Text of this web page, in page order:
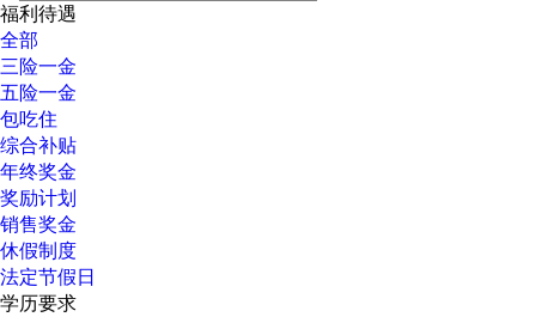
福利待遇
全部
三险一金
五险一金
包吃住
综合补贴
年终奖金
奖励计划
销售奖金
休假制度
法定节假日
学历要求